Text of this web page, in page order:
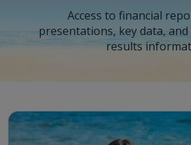
Access to financial
presentations, key data,
results